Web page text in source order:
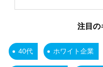
注目の
40代 ホワイト企業